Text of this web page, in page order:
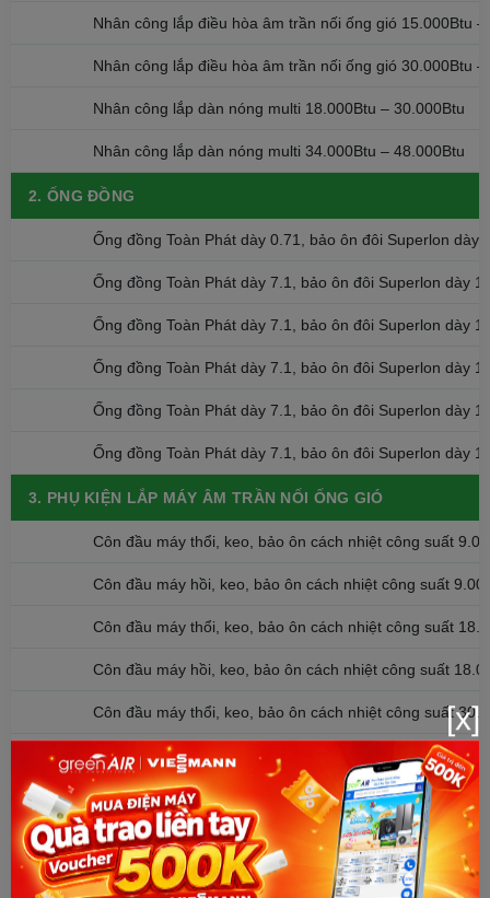
Nhân công lắp điều hòa âm trần nối ống gió 15.000Btu –
Nhân công lắp điều hòa âm trần nối ống gió 30.000Btu –
Nhân công lắp dàn nóng multi 18.000Btu – 30.000Btu
Nhân công lắp dàn nóng multi 34.000Btu – 48.000Btu
2. ỐNG ĐỒNG
Ống đồng Toàn Phát dày 0.71, bảo ôn đôi Superlon dày
Ống đồng Toàn Phát dày 7.1, bảo ôn đôi Superlon dày
Ống đồng Toàn Phát dày 7.1, bảo ôn đôi Superlon dày
Ống đồng Toàn Phát dày 7.1, bảo ôn đôi Superlon dày
Ống đồng Toàn Phát dày 7.1, bảo ôn đôi Superlon dày
Ống đồng Toàn Phát dày 7.1, bảo ôn đôi Superlon dày
3. PHỤ KIỆN LẮP MÁY ÂM TRẦN NỐI ỐNG GIÓ
Côn đầu máy thổi, keo, bảo ôn cách nhiệt công suất
Côn đầu máy hồi, keo, bảo ôn cách nhiệt công suất
Côn đầu máy thổi, keo, bảo ôn cách nhiệt công suất
Côn đầu máy hồi, keo, bảo ôn cách nhiệt công suất
Côn đầu máy thổi, keo, bảo ôn cách nhiệt công suất
Côn đầu máy hồi, keo, bảo ôn cách nhiệt công suất
Hộp góp gió cửa thổi KT 1000x150
Mặt Panel sơn tĩnh điện KT 1000x150
Ống gió D200 bọc bảo ôn
[x]